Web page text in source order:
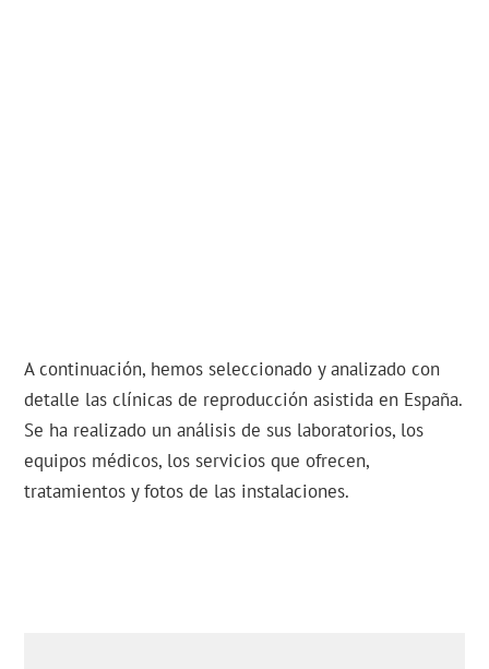
A continuación, hemos seleccionado y analizado con
detalle las clínicas de reproducción asistida en España.
Se ha realizado un análisis de sus laboratorios, los
equipos médicos, los servicios que ofrecen,
tratamientos y fotos de las instalaciones.